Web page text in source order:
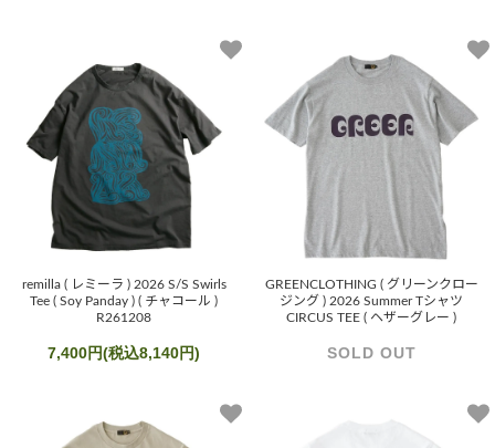
remilla ( レミーラ ) 2026 S/S Swirls
Tee ( Soy Panday ) ( チャコール )
R261208
7,400円(税込8,140円)
GREENCLOTHING ( グリーンクロー
ジング ) 2026 Summer Tシャツ
CIRCUS TEE ( ヘザーグレー )
SOLD OUT